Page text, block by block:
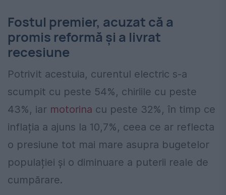
Fostul premier, acuzat că a
promis reformă și a livrat
recesiune
Potrivit acestuia, curentul electric s-a
scumpit cu peste 54%, chiriile cu peste
43%, iar motorina cu peste 32%, în timp ce
inflația a ajuns la 10,7%, ceea ce ar reflecta
o presiune tot mai mare asupra bugetelor
populației și o diminuare a puterii reale de
cumpărare.